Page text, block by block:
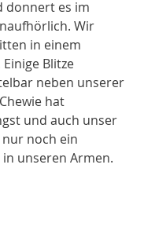
donnert es im
Wir
in einem
Blitze
neben unserer
hat
und auch unser
noch ein
unseren Armen.